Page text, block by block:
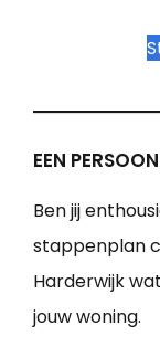
EEN
Ben jij
stappenplan
Harderwijk
jouw woning.